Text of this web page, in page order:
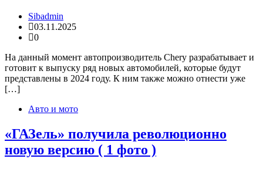
Sibadmin
03.11.2025
0
На данный момент автопроизводитель Chery разрабатывает и
готовит к выпуску ряд новых автомобилей, которые будут
представлены в 2024 году. К ним также можно отнести уже
[…]
Авто и мото
«ГАЗель» получила революционно
новую версию ( 1 фото )